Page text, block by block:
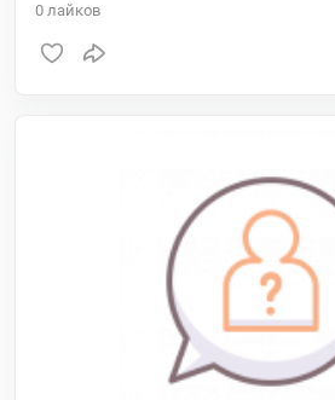
ограничен в количестве вопросов, •
достижения в области
астрологии ⭐️Получи ответы от
0 лайков